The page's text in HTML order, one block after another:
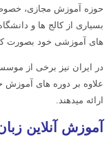
حوزه آموزش مجازی،
بسیاری از کالج ها و
های آموزشی خود بصورت
در ایران نیز برخی از
علاوه بر دوره های آموزش
ارائه میدهند.
آموزش آنلاین